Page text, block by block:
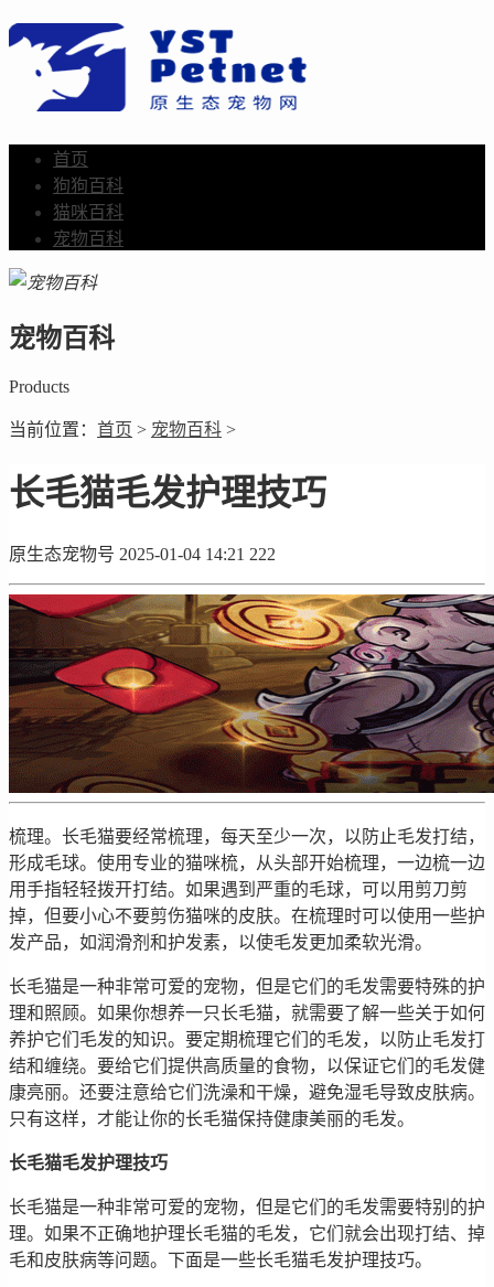
首页
狗狗百科
猫咪百科
宠物百科
宠物百科
Products
当前位置： 首页 > 宠物百科 >
长毛猫毛发护理技巧
原生态宠物号 2025-01-04 14:21 222
梳理。长毛猫要经常梳理，每天至少一次，以防止毛发打结，
形成毛球。使用专业的猫咪梳，从头部开始梳理，一边梳一边
用手指轻轻拨开打结。如果遇到严重的毛球，可以用剪刀剪
掉，但要小心不要剪伤猫咪的皮肤。在梳理时可以使用一些护
发产品，如润滑剂和护发素，以使毛发更加柔软光滑。
长毛猫是一种非常可爱的宠物，但是它们的毛发需要特殊的护
理和照顾。如果你想养一只长毛猫，就需要了解一些关于如何
养护它们毛发的知识。要定期梳理它们的毛发，以防止毛发打
结和缠绕。要给它们提供高质量的食物，以保证它们的毛发健
康亮丽。还要注意给它们洗澡和干燥，避免湿毛导致皮肤病。
只有这样，才能让你的长毛猫保持健康美丽的毛发。
长毛猫毛发护理技巧
长毛猫是一种非常可爱的宠物，但是它们的毛发需要特别的护
理。如果不正确地护理长毛猫的毛发，它们就会出现打结、掉
毛和皮肤病等问题。下面是一些长毛猫毛发护理技巧。